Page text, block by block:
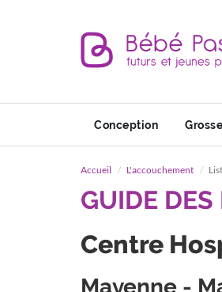
Conception
Accueil L'accouchement
GUIDE
Centre